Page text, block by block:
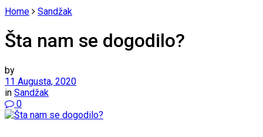
Home Sandžak
Šta nam se dogodilo?
by
11 Augusta, 2020
in Sandžak
0